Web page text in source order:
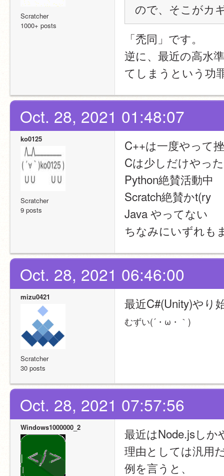
Scratcher
1000+ posts
ので、そこがカ
「禿同」です。
逆に、最近の高水
てしまうという功
Oct. 28, 2021 01:48:07
ko0125
Scratcher
9 posts
C++は一度やって
Cは少しだけやっ
Python絶賛活動中
Scratch絶賛かt(ry
Java やってない
ちなみにいずれも
Oct. 28, 2021 06:46:00
mizu0421
Scratcher
30 posts
最近C#(Unity)やり
むずい(´・ω・｀)
Oct. 28, 2021 07:57:56
Windows1000000_2
最近はNode.jsし
理由としては汎用
例を言うと、